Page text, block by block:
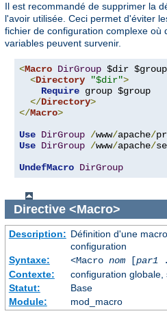
Il est recommandé de supprimer la
l'avoir utilisée. Ceci permet d'éviter
fichier de configuration complexe où
variables peuvent survenir.
<Macro DirGroup $dir $group
<Directory "$dir">
Require group $group
</Directory>
</Macro>
Use DirGroup /www/apache/
Use DirGroup /www/apache/
UndefMacro DirGroup
Directive <Macro>
Description: Définition d'une
configuration
Syntaxe:
<Macro nom[par1
Contexte:
configuration
Statut:
Base
Module:
mod_macro